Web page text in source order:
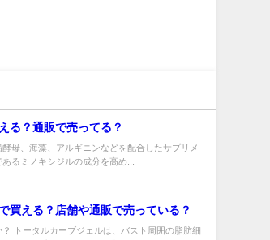
る？通販で売ってる？
母、海藻、アルギニンなどを配合したサプリメ
るミノキシジルの成分を高め...
買える？店舗や通販で売っている？
トータルカーブジェルは、バスト周囲の脂肪細